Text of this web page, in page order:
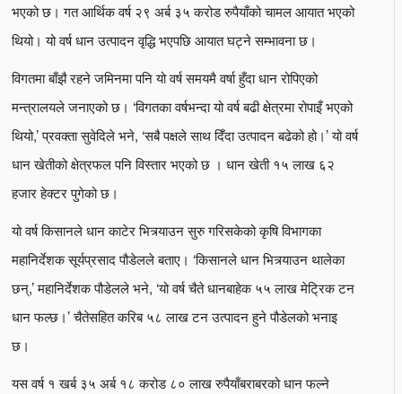
भएको छ। गत आर्थिक वर्ष २९ अर्ब ३५ करोड रुपैयाँको चामल आयात भएको
थियो। यो वर्ष धान उत्पादन वृद्धि भएपछि आयात घट्ने सम्भावना छ।
विगतमा बाँझै रहने जमिनमा पनि यो वर्ष समयमै वर्षा हुँदा धान रोपिएको
मन्त्रालयले जनाएको छ। ‘विगतका वर्षभन्दा यो वर्ष बढी क्षेत्रमा रोपाइँ भएको
थियो,’ प्रवक्ता सुवेदिले भने, ‘सबै पक्षले साथ दिँदा उत्पादन बढेको हो।’ यो वर्ष
धान खेतीको क्षेत्रफल पनि विस्तार भएको छ । धान खेती १५ लाख ६२
हजार हेक्टर पुगेको छ।
यो वर्ष किसानले धान काटेर भित्र्याउन सुरु गरिसकेको कृषि विभागका
महानिर्देशक सूर्यप्रसाद पौडेलले बताए। ‘किसानले धान भित्र्याउन थालेका
छन्,’ महानिर्देशक पौडेलले भने, ‘यो वर्ष चैते धानबाहेक ५५ लाख मेट्रिक टन
धान फल्छ।’ चैतेसहित करिब ५८ लाख टन उत्पादन हुने पौडेलको भनाइ
छ।
यस वर्ष १ खर्ब ३५ अर्ब १८ करोड ८० लाख रुपैयाँबराबरको धान फल्ने